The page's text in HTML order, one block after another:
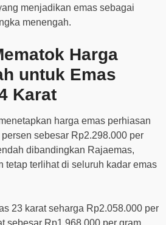
menjadikan emas sebagai
menengah.
Harga
untuk Emas
Karat
harga emas perhiasan
sebesar Rp2.298.000 per
dibandingkan Rajaemas,
tetap terlihat di seluruh kadar emas
23 karat seharga Rp2.058.000 per